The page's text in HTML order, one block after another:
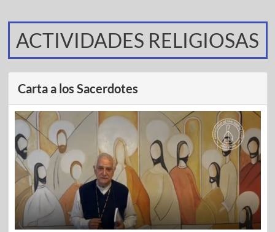
ACTIVIDADES RELIGIOSAS
Carta a los Sacerdotes